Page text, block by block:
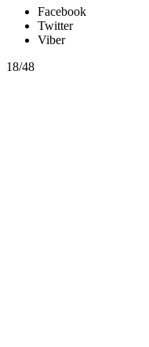
Facebook
Twitter
Viber
18/48